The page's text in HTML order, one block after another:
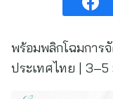
พร้อมพลิกโฉมการ
ประเทศไทย |